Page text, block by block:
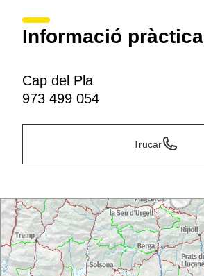
Informació pràctica
Cap del Pla
973 499 054
Trucar